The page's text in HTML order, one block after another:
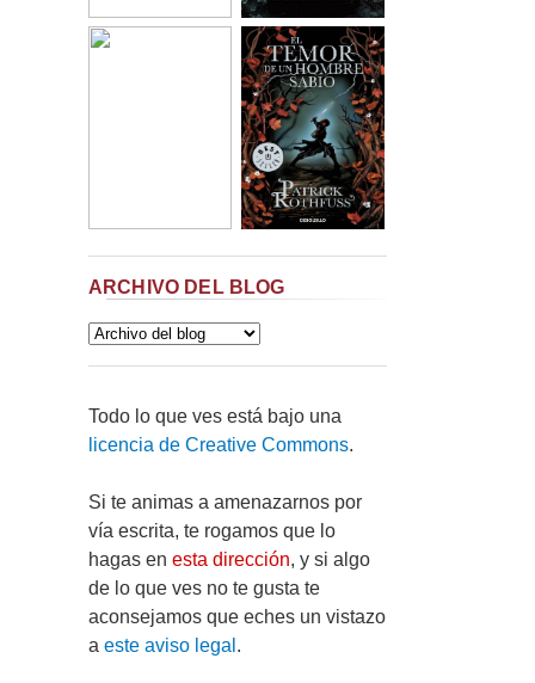
ARCHIVO DEL BLOG
Todo lo que ves está bajo una
licencia de Creative Commons.
Si te animas a amenazarnos por
vía escrita, te rogamos que lo
hagas en esta dirección, y si algo
de lo que ves no te gusta te
aconsejamos que eches un vistazo
a este aviso legal .